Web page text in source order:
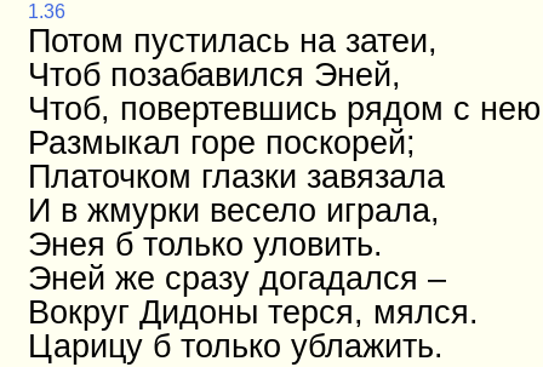
1.36
Потом пустилась на затеи,
Чтоб позабавился Эней,
Чтоб, повертевшись рядом с
Размыкал горе поскорей;
Платочком глазки завязала
И в жмурки весело играла,
Энея б только уловить.
Эней же сразу догадался –
Вокруг Дидоны терся, мялся.
Царицу б только ублажить.